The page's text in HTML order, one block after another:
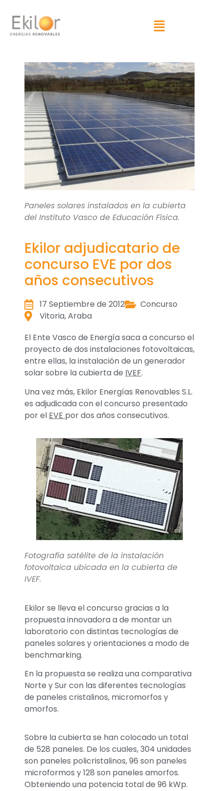
Paneles solares instalados en la cubierta
del Instituto Vasco de Educación Física.
Ekilor adjudicatario de
concurso EVE por dos
años consecutivos
17 Septiembre de 2012
Concurso
Vitoria, Araba
El Ente Vasco de Energía saca a concurso el
proyecto de dos instalaciones fotovoltaicas,
entre ellas, la instalación de un generador
solar sobre la cubierta de IVEF.
Una vez más, Ekilor Energías Renovables S.L.
es adjudicada con el concurso presentado
por el EVE por dos años consecutivos.
Fotografía satélite de la instalación
fotovoltaica ubicada en la cubierta de
IVEF.
Ekilor se lleva el concurso gracias a la
propuesta innovadora a de montar un
laboratorio con distintas tecnologías de
paneles solares y orientaciones a modo de
benchmarking.
En la propuesta se realiza una comparativa
Norte y Sur con las diferentes tecnologías
de paneles cristalinos, micromorfos y
amorfos.
Sobre la cubierta se han colocado un total
de 528 paneles. De los cuales, 304 unidades
son paneles policristalinos, 96 son paneles
microformos y 128 son paneles amorfos.
Obteniendo una potencia total de 96 kWp.